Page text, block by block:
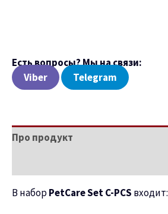
Есть вопросы? Мы на связи:
Viber
Telegram
Про продукт
В наборPetCare Set C-PCS входит: